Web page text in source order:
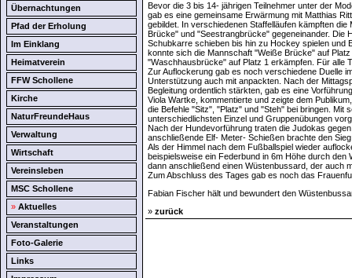
Übernachtungen
Pfad der Erholung
Im Einklang
Heimatverein
FFW Schollene
Kirche
NaturFreundeHaus
Verwaltung
Wirtschaft
Vereinsleben
MSC Schollene
» Aktuelles
Veranstaltungen
Foto-Galerie
Links
Bevor die 3 bis 14- jährigen Teilnehmer unter der
gab es eine gemeinsame Erwärmung mit Matthias
gebildet. In verschiedenen Staffelläufen kämpften
Brücke" und "Seestrangbrücke" gegeneinander. Die
Schubkarre schieben bis hin zu Hockey spielen und
konnte sich die Mannschaft "Weiße Brücke" auf
"Waschhausbrücke" auf Platz 1 erkämpfen. Für alle
Zur Auflockerung gab es noch verschiedene Duelle
Unterstützung auch mit anpackten. Nach der
Begleitung ordentlich stärkten, gab es eine
Viola Wartke, kommentierte und zeigte dem
die Befehle "Sitz", "Platz" und "Steh" bei bringen. Mit
unterschiedlichsten Einzel und Gruppenübungen
Nach der Hundevorführung traten die Judokas
anschließende Elf- Meter- Schießen brachte den
Als der Himmel nach dem Fußballspiel wieder
beispielsweise ein Federbund in 6m Höhe durch den
dann anschließend einen Wüstenbussard, der auch
Zum Abschluss des Tages gab es noch das
Fabian Fischer hält und bewundert den
» zurück